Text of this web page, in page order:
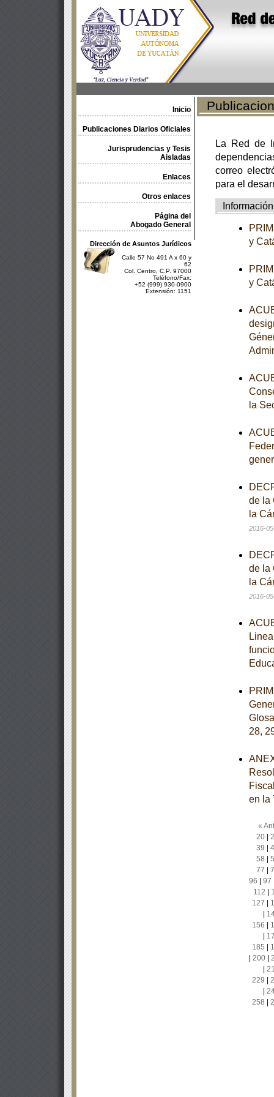
Inicio
Publicaciones Diarios Oficiales
Jurisprudencias y Tesis
Aisladas
Enlaces
Otros enlaces
Página del
Abogado General
Dirección de Asuntos Jurídicos
Calle 57 No 491 A x 60 y
62
Col. Centro, C.P. 97000
Teléfono/Fax:
+52 (999) 930-0900
Extensión: 1151
La Red de
correo
para el
Información
y
y
la
de la
la
2016-
de la
la
2016-
28,
en la
«
20|
39
58
77
96
97
112
127
156
185
200|
229
258